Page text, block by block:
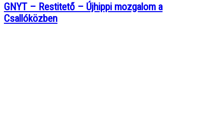
GNYT – Restitető – Újhippi mozgalom a
Csallóközben